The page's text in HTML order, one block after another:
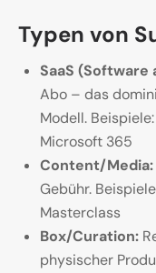
Typen von
SaaS (Software
Abo – das
Modell.
Microsoft 365
Content/Media:
Gebühr.
Masterclass
Box/Curation:
physischer